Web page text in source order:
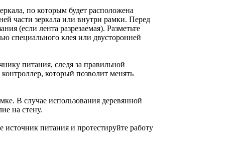
по которым будет расположена
части зеркала или внутри рамки. Перед
(если лента разрезаемая). Разметьте
специального клея или двусторонней
питания, следя за правильной
который позволит менять
В случае использования деревянной
на стену.
источник питания и протестируйте работу